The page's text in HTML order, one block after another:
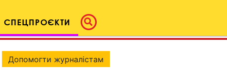
СПЕЦПРОЄКТИ
Допомогти журналістам